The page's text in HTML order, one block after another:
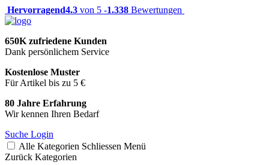
Hervorragend4.3 von 5 -1.338 Bewertungen
650K zufriedene Kunden
Dank persönlichem Service
Kostenlose Muster
Für Artikel bis zu 5 €
80 Jahre Erfahrung
Wir kennen Ihren Bedarf
Suche Login
Alle Kategorien Schliessen Menü
Zurück Kategorien